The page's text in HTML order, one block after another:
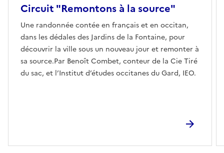
Circuit "Remontons à la source"
Une randonnée contée en français et en occitan,
dans les dédales des Jardins de la Fontaine, pour
découvrir la ville sous un nouveau jour et remonter à
sa source.Par Benoît Combet, conteur de la Cie Tiré
du sac, et l’Institut d’études occitanes du Gard, IEO.